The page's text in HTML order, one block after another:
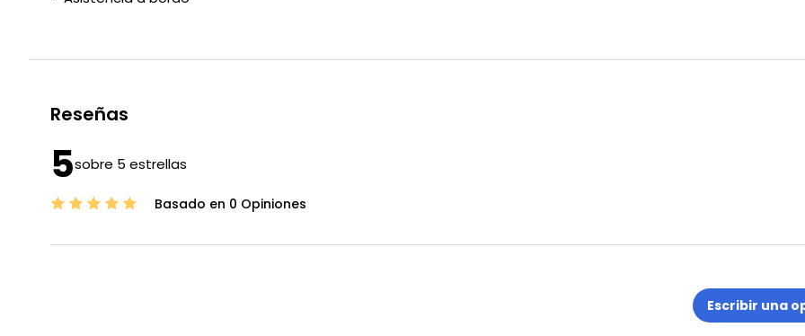
Reseñas
5sobre 5 estrellas
Basado en 0 Opiniones
Escribir una